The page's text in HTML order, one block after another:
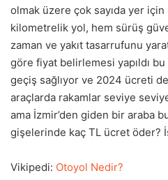
olmak üzere çok sayıda yer için
kilometrelik yol, hem sürüş
zaman ve yakıt tasarrufunu
göre fiyat belirlemesi yapıldı
geçiş sağlıyor ve 2024 ücreti
araçlarda rakamlar seviye
ama İzmir’den giden bir araba
gişelerinde kaç TL ücret öder?
Vikipedi: Otoyol Nedir?